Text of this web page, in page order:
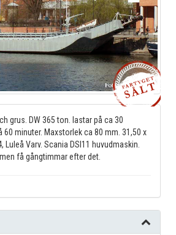
grus. DW 365 ton. lastar på ca 30
minuter. Maxstorlek ca 80 mm. 31,50 x
Luleå Varv. Scania DSI11 huvudmaskin.
få gångtimmar efter det.